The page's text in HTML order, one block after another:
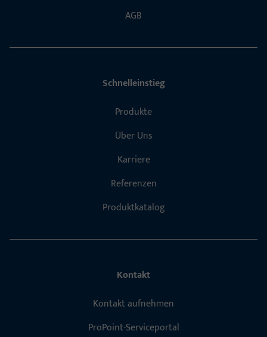
AGB
Schnelleinstieg
Produkte
Über Uns
Karriere
Referenzen
Produktkatalog
Kontakt
Kontakt aufnehmen
ProPoint-Serviceportal